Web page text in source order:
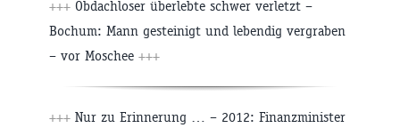
+++ Obdachloser überlebte schwer verletzt –
Bochum: Mann gesteinigt und lebendig vergraben
– vor Moschee +++
+++ Nur zu Erinnerung … – 2012: Finanzminister